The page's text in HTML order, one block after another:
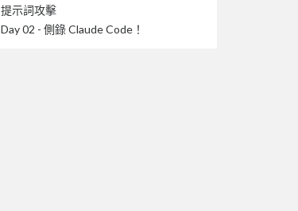
提示詞攻擊
Day 02 - 側錄 Claude Code！